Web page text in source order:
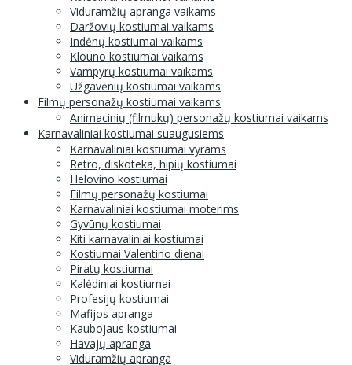
Viduramžių apranga vaikams
Daržovių kostiumai vaikams
Indėnų kostiumai vaikams
Klouno kostiumai vaikams
Vampyrų kostiumai vaikams
Užgavėnių kostiumai vaikams
Filmų personažų kostiumai vaikams
Animacinių (filmukų) personažų kostiumai vaikams
Karnavaliniai kostiumai suaugusiems
Karnavaliniai kostiumai vyrams
Retro, diskoteka, hipių kostiumai
Helovino kostiumai
Filmų personažų kostiumai
Karnavaliniai kostiumai moterims
Gyvūnų kostiumai
Kiti karnavaliniai kostiumai
Kostiumai Valentino dienai
Piratų kostiumai
Kalėdiniai kostiumai
Profesijų kostiumai
Mafijos apranga
Kaubojaus kostiumai
Havajų apranga
Viduramžių apranga